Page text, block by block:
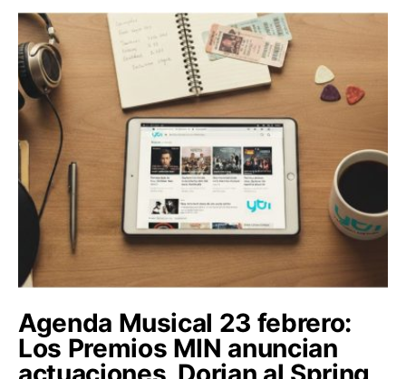
Agenda Musical 23 febrero:
Los Premios MIN anuncian